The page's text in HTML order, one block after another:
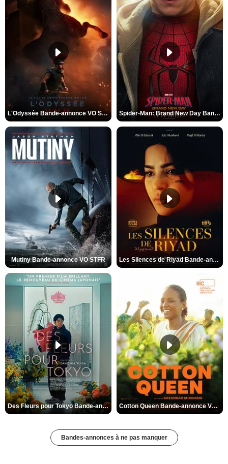
L'Odyssée Bande-annonce VO STFR Spider-Man: Brand New Day Bande-annonce VO STFR
Mutiny Bande-annonce VO STFR Les Silences de Riyad Bande-annonce VO STFR
Des Fleurs pour Tokyo Bande-annonce VO STFR Cotton Queen Bande-annonce VO STFR
Bandes-annonces à ne pas manquer